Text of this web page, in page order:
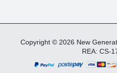
Copyright © 2026 New
REA: CS-